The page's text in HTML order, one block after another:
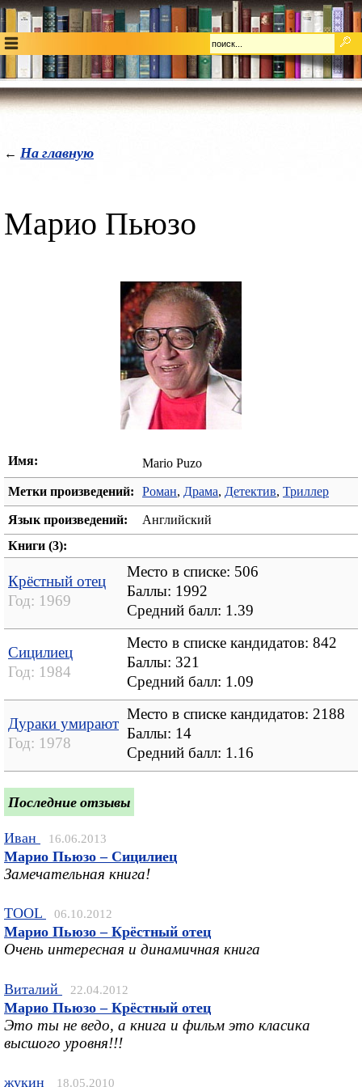
← На главную
Марио Пьюзо
Имя: Mario Puzo
Метки произведений: Роман, Драма, Детектив, Триллер
Язык произведений:
Английский
Книги (3):
Крёстный отец
Год: 1969
Место в списке: 506
Баллы: 1992
Средний балл: 1.39
Сицилиец
Год: 1984
Место в списке кандидатов: 842
Баллы: 321
Средний балл: 1.09
Дураки умирают
Год: 1978
Место в списке кандидатов: 2188
Баллы: 14
Средний балл: 1.16
Последние отзывы
Иван 16.06.2013
Марио Пьюзо – Сицилиец
Замечательная книга!
TOOL 06.10.2012
Марио Пьюзо – Крёстный отец
Очень интересная и динамичная книга
Виталий 22.04.2012
Марио Пьюзо – Крёстный отец
Это ты не ведо, а книга и фильм это класика
высшого уровня!!!
жукин 18.05.2010